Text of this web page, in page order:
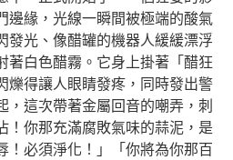
邊緣，光線一瞬間被極端的酸氣
發光、像醋罐的機器人緩緩漂浮
著白色醋霧。它身上掛著「醋狂
爍得讓人眼睛發疼，同時發出警
，這次帶著金屬回音的嘲弄，刺
！你那充滿腐敗氣味的蒜泥，是
！必須淨化！」「你將為你那百